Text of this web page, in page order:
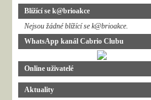
Blížící se k@brioakce
Nejsou žádné blížící se k@brioakce.
WhatsApp kanál Cabrio Clubu
Online uživatelé
Aktuality